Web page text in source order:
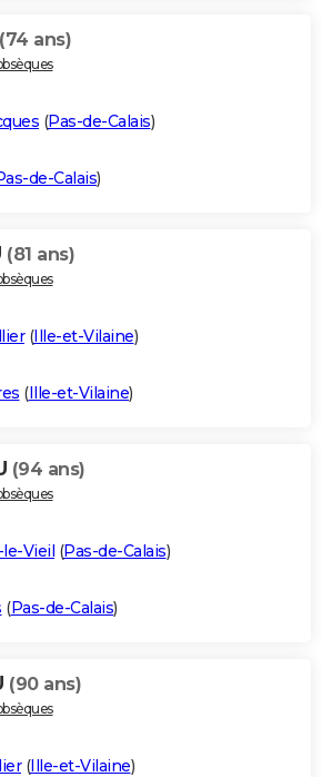
(74 ans)
(Pas-de-Calais)
de-Calais)
(81 ans)
(Ille-et-Vilaine)
(Ille-et-Vilaine)
(94 ans)
Vieil (Pas-de-Calais)
(Pas-de-Calais)
(90 ans)
(Ille-et-Vilaine)